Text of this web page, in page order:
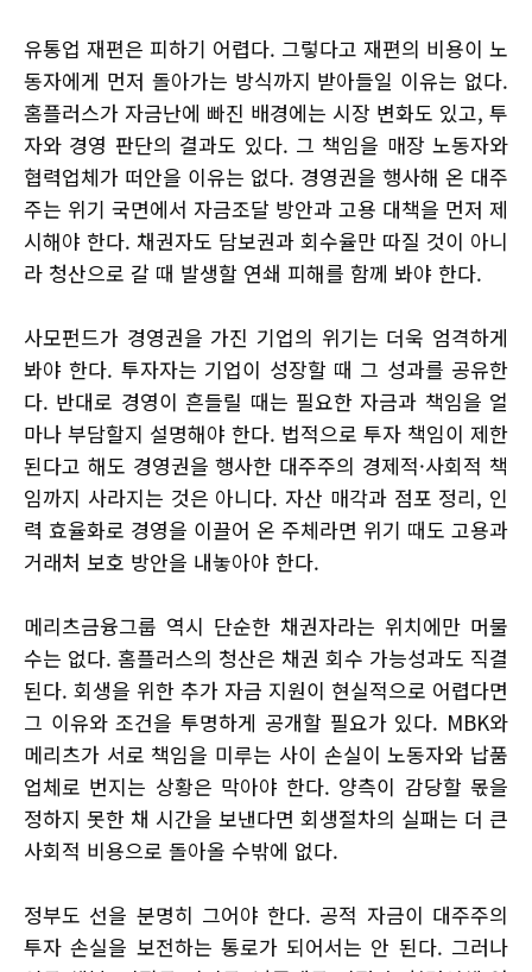
유통업 재편은 피하기 어렵다. 그렇다고 재편의 비용이 노
동자에게 먼저 돌아가는 방식까지 받아들일 이유는 없다.
홈플러스가 자금난에 빠진 배경에는 시장 변화도 있고, 투
자와 경영 판단의 결과도 있다. 그 책임을 매장 노동자와
협력업체가 떠안을 이유는 없다. 경영권을 행사해 온 대주
주는 위기 국면에서 자금조달 방안과 고용 대책을 먼저 제
시해야 한다. 채권자도 담보권과 회수율만 따질 것이 아니
라 청산으로 갈 때 발생할 연쇄 피해를 함께 봐야 한다.
사모펀드가 경영권을 가진 기업의 위기는 더욱 엄격하게
봐야 한다. 투자자는 기업이 성장할 때 그 성과를 공유한
다. 반대로 경영이 흔들릴 때는 필요한 자금과 책임을 얼
마나 부담할지 설명해야 한다. 법적으로 투자 책임이 제한
된다고 해도 경영권을 행사한 대주주의 경제적·사회적 책
임까지 사라지는 것은 아니다. 자산 매각과 점포 정리, 인
력 효율화로 경영을 이끌어 온 주체라면 위기 때도 고용과
거래처 보호 방안을 내놓아야 한다.
메리츠금융그룹 역시 단순한 채권자라는 위치에만 머물
수는 없다. 홈플러스의 청산은 채권 회수 가능성과도 직결
된다. 회생을 위한 추가 자금 지원이 현실적으로 어렵다면
그 이유와 조건을 투명하게 공개할 필요가 있다. MBK와
메리츠가 서로 책임을 미루는 사이 손실이 노동자와 납품
업체로 번지는 상황은 막아야 한다. 양측이 감당할 몫을
정하지 못한 채 시간을 보낸다면 회생절차의 실패는 더 큰
사회적 비용으로 돌아올 수밖에 없다.
정부도 선을 분명히 그어야 한다. 공적 자금이 대주주의
투자 손실을 보전하는 통로가 되어서는 안 된다. 그러나